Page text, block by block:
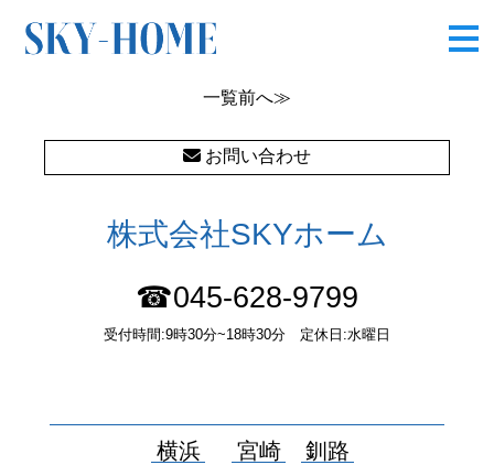
IMG_7237
一覧前へ≫
お問い合わせ
株式会社SKYホーム
☎045-628-9799
受付時間:9時30分~18時30分 定休日:水曜日
横浜 宮崎 釧路